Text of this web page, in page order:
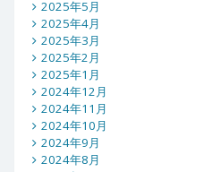
2025年5月
2025年4月
2025年3月
2025年2月
2025年1月
2024年12月
2024年11月
2024年10月
2024年9月
2024年8月